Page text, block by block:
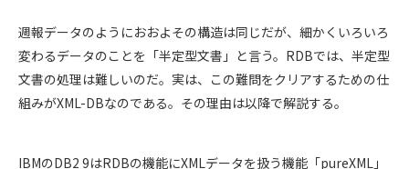
週報データのようにおおよその構造は同じだが、細かくいろいろ
変わるデータのことを「半定型文書」と言う。RDBでは、半定型
文書の処理は難しいのだ。実は、この難問をクリアするための仕
組みがXML-DBなのである。その理由は以降で解説する。
IBMのDB2 9はRDBの機能にXMLデータを扱う機能「pureXML」